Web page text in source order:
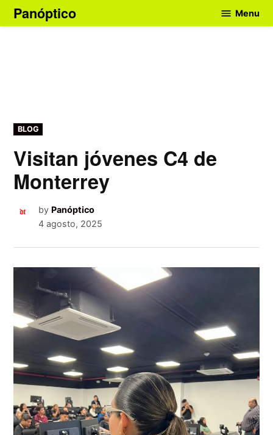
Skip
to
Panóptico Menu
POSTED
IN
BLOG
Visitan jóvenes C4 de
Monterrey
by Panóptico
4 agosto, 2025